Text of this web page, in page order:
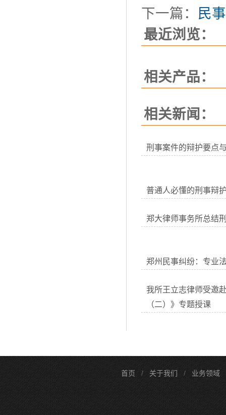
下一篇：
民
最近浏览：
相关产品：
相关新闻：
刑事案件的辩护要点
普通人必懂的刑事辩
郑大律师事务所总结
郑州民事纠纷：专业
我所王立志律师受邀
（二）》专题授课
首页/关于我们/业务领域